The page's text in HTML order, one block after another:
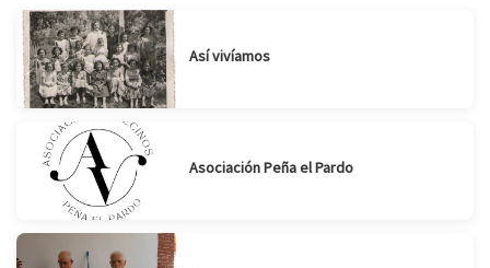
Así vivíamos
Asociación Peña el Pardo
Suscribirse